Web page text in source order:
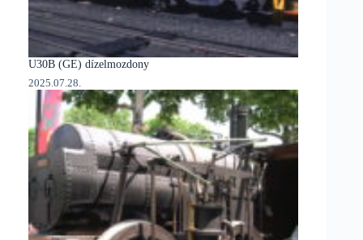
U30B (GE) dízelmozdony
2025.07.28.